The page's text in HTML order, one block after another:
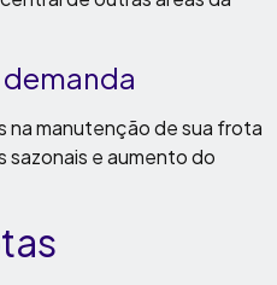
na manutenção de sua frota
sazonais e aumento do